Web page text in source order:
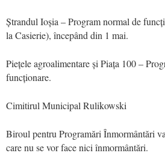
Ștrandul Ioșia – Program normal de
la Casierie), începând din 1 mai.
Piețele agroalimentare și Piața 100 –
funcționare.
Cimitirul Municipal Rulikowski
Biroul pentru Programări Înmormântări
care nu se vor face nici înmormântări.